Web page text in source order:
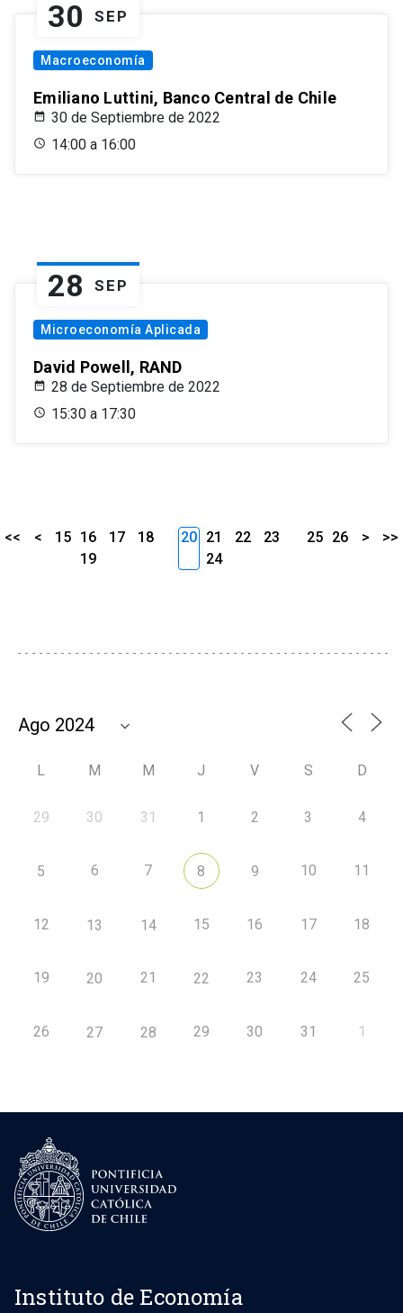
30 SEP
Macroeconomía
Emiliano Luttini, Banco Central de Chile
30 de Septiembre de 2022
14:00 a 16:00
28 SEP
Microeconomía Aplicada
David Powell, RAND
28 de Septiembre de 2022
15:30 a 17:30
<< < 15 16 17
18
19
20 21 22
23
24
25 26 > >>
L M M J V S D
29 30 31 1 2 3 4
5 6 7 8 9 10 11
12 13 14 15 16 17 18
19 20 21 22 23 24 25
26 27 28 29 30 31 1
Instituto de Economía